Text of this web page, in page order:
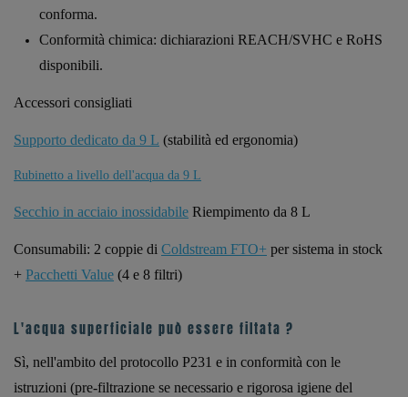
conforma.
Conformità chimica: dichiarazioni REACH/SVHC e RoHS
disponibili.
Accessori consigliati
Supporto dedicato da 9 L (stabilità ed ergonomia)
Rubinetto a livello dell'acqua da 9 L
Secchio in acciaio inossidabile Riempimento da 8 L
Consumabili: 2 coppie di Coldstream FTO+ per sistema in stock
+ Pacchetti Value (4 e 8 filtri)
L'acqua superficiale può essere filtata ?
Sì, nell'ambito del protocollo P231 e in conformità con le
istruzioni (pre-filtrazione se necessario e rigorosa igiene del